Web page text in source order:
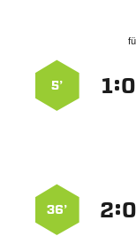
:
5’
:
36’